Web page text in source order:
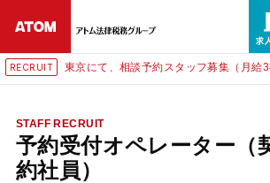
RECRUIT 東京にて、相談予約スタッフ募集（月給
STAFF RECRUIT
予約受付オペレーター（
約社員）
24時間365日全国対応
無料相談窓口はこちら
電話・LINE・メールで相談予約受